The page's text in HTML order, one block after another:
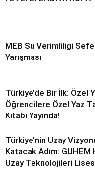
MEB Su Verimliliği
Yarışması
Türkiye’de Bir İlk: Özel
Öğrencilere Özel Yaz
Kitabı Yayında!
Türkiye’nin Uzay
Katacak Adım: GUHEM
Uzay Teknolojileri Lisesi